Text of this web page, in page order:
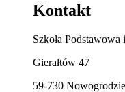
Kontakt
Szkoła
Gierałtów 47
59-730